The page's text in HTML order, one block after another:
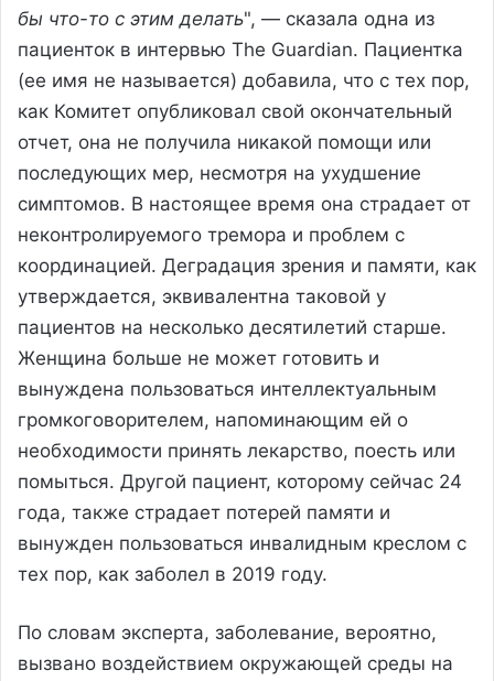
бы что-то с этим делать", — сказала одна из
пациенток в интервью The Guardian. Пациентка
(ее имя не называется) добавила, что с тех пор,
как Комитет опубликовал свой окончательный
отчет, она не получила никакой помощи или
последующих мер, несмотря на ухудшение
симптомов. В настоящее время она страдает от
неконтролируемого тремора и проблем с
координацией. Деградация зрения и памяти, как
утверждается, эквивалентна таковой у
пациентов на несколько десятилетий старше.
Женщина больше не может готовить и
вынуждена пользоваться интеллектуальным
громкоговорителем, напоминающим ей о
необходимости принять лекарство, поесть или
помыться. Другой пациент, которому сейчас 24
года, также страдает потерей памяти и
вынужден пользоваться инвалидным креслом с
тех пор, как заболел в 2019 году.
По словам эксперта, заболевание, вероятно,
вызвано воздействием окружающей среды на